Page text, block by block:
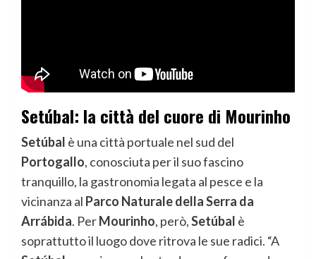
Setúbal: la città del cuore di Mourinho
Setúbal è una città portuale nel sud del
Portogallo, conosciuta per il suo fascino
tranquillo, la gastronomia legata al pesce e la
vicinanza al Parco Naturale della Serra da
Arrábida. PerMourinho, però,Setúbal è
soprattutto il luogo dove ritrova le sue radici. “A